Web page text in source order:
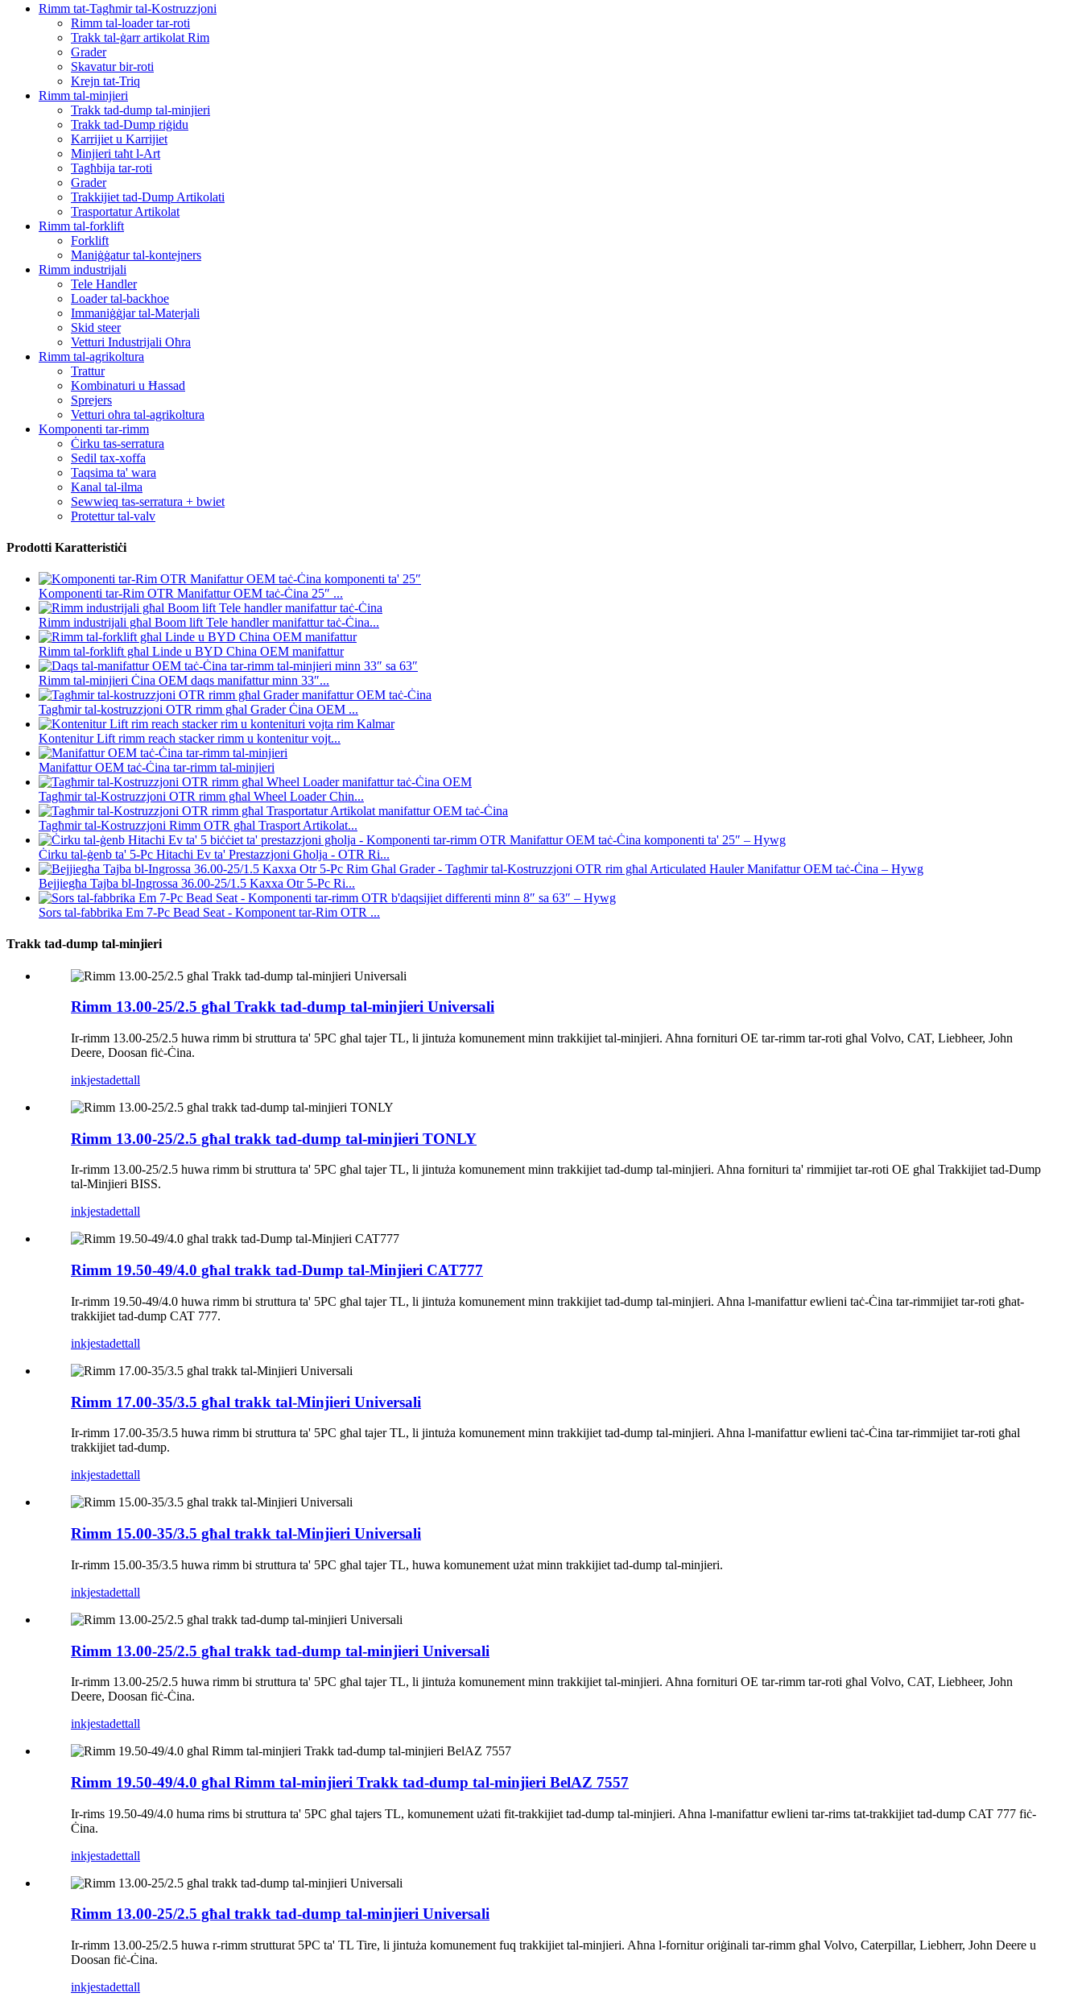
Rimm tat-Tagħmir tal-Kostruzzjoni
Rimm tal-loader tar-roti
Trakk tal-ġarr artikolat Rim
Grader
Skavatur bir-roti
Krejn tat-Triq
Rimm tal-minjieri
Trakk tad-dump tal-minjieri
Trakk tad-Dump riġidu
Karrijiet u Karrijiet
Minjieri taħt l-Art
Tagħbija tar-roti
Grader
Trakkijiet tad-Dump Artikolati
Trasportatur Artikolat
Rimm tal-forklift
Forklift
Maniġġatur tal-kontejners
Rimm industrijali
Tele Handler
Loader tal-backhoe
Immaniġġjar tal-Materjali
Skid steer
Vetturi Industrijali Oħra
Rimm tal-agrikoltura
Trattur
Kombinaturi u Ħassad
Sprejers
Vetturi oħra tal-agrikoltura
Komponenti tar-rimm
Ċirku tas-serratura
Sedil tax-xoffa
Taqsima ta' wara
Kanal tal-ilma
Sewwieq tas-serratura + bwiet
Protettur tal-valv
Prodotti Karatteristiċi
Komponenti tar-Rim OTR Manifattur OEM taċ-Ċina 25″ ...
Rimm industrijali għal Boom lift Tele handler manifattur taċ-Ċina...
Rimm tal-forklift għal Linde u BYD China OEM manifattur
Rimm tal-minjieri Ċina OEM daqs manifattur minn 33″...
Tagħmir tal-kostruzzjoni OTR rimm għal Grader Ċina OEM ...
Kontenitur Lift rimm reach stacker rimm u kontenitur vojt...
Manifattur OEM taċ-Ċina tar-rimm tal-minjieri
Tagħmir tal-Kostruzzjoni OTR rimm għal Wheel Loader Chin...
Tagħmir tal-Kostruzzjoni Rimm OTR għal Trasport Artikolat...
Ċirku tal-ġenb ta' 5-Pc Hitachi Ev ta' Prestazzjoni Għolja - OTR Ri...
Bejjiegħa Tajba bl-Ingrossa 36.00-25/1.5 Kaxxa Otr 5-Pc Ri...
Sors tal-fabbrika Em 7-Pc Bead Seat - Komponent tar-Rim OTR ...
Trakk tad-dump tal-minjieri
Rimm 13.00-25/2.5 għal Trakk tad-dump tal-minjieri Universali
Ir-rimm 13.00-25/2.5 huwa rimm bi struttura ta' 5PC għal tajer TL, li jintuża komunement minn trakkijiet tal-minjieri. Aħna fornituri OE tar-rimm tar-roti għal Volvo, CAT, Liebheer, John
Deere, Doosan fiċ-Ċina.
inkjestadettall
Rimm 13.00-25/2.5 għal trakk tad-dump tal-minjieri TONLY
Ir-rimm 13.00-25/2.5 huwa rimm bi struttura ta' 5PC għal tajer TL, li jintuża komunement minn trakkijiet tad-dump tal-minjieri. Aħna fornituri ta' rimmijiet tar-roti OE għal Trakkijiet tad-Dump
tal-Minjieri BISS.
inkjestadettall
Rimm 19.50-49/4.0 għal trakk tad-Dump tal-Minjieri CAT777
Ir-rimm 19.50-49/4.0 huwa rimm bi struttura ta' 5PC għal tajer TL, li jintuża komunement minn trakkijiet tad-dump tal-minjieri. Aħna l-manifattur ewlieni taċ-Ċina tar-rimmijiet tar-roti għat-
trakkijiet tad-dump CAT 777.
inkjestadettall
Rimm 17.00-35/3.5 għal trakk tal-Minjieri Universali
Ir-rimm 17.00-35/3.5 huwa rimm bi struttura ta' 5PC għal tajer TL, li jintuża komunement minn trakkijiet tad-dump tal-minjieri. Aħna l-manifattur ewlieni taċ-Ċina tar-rimmijiet tar-roti għal
trakkijiet tad-dump.
inkjestadettall
Rimm 15.00-35/3.5 għal trakk tal-Minjieri Universali
Ir-rimm 15.00-35/3.5 huwa rimm bi struttura ta' 5PC għal tajer TL, huwa komunement użat minn trakkijiet tad-dump tal-minjieri.
inkjestadettall
Rimm 13.00-25/2.5 għal trakk tad-dump tal-minjieri Universali
Ir-rimm 13.00-25/2.5 huwa rimm bi struttura ta' 5PC għal tajer TL, li jintuża komunement minn trakkijiet tal-minjieri. Aħna fornituri OE tar-rimm tar-roti għal Volvo, CAT, Liebheer, John
Deere, Doosan fiċ-Ċina.
inkjestadettall
Rimm 19.50-49/4.0 għal Rimm tal-minjieri Trakk tad-dump tal-minjieri BelAZ 7557
Ir-rims 19.50-49/4.0 huma rims bi struttura ta' 5PC għal tajers TL, komunement użati fit-trakkijiet tad-dump tal-minjieri. Aħna l-manifattur ewlieni tar-rims tat-trakkijiet tad-dump CAT 777 fiċ-
Ċina.
inkjestadettall
Rimm 13.00-25/2.5 għal trakk tad-dump tal-minjieri Universali
Ir-rimm 13.00-25/2.5 huwa r-rimm strutturat 5PC ta' TL Tire, li jintuża komunement fuq trakkijiet tal-minjieri. Aħna l-fornitur oriġinali tar-rimm għal Volvo, Caterpillar, Liebherr, John Deere u
Doosan fiċ-Ċina.
inkjestadettall